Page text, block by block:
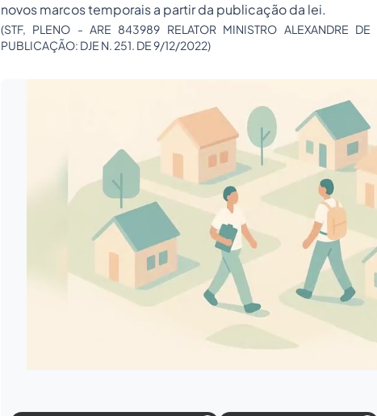
novos marcos temporais a partir da publicação da lei.
(STF, PLENO - ARE 843989 RELATOR MINISTRO ALEXANDRE
PUBLICAÇÃO: DJE N. 251. DE 9/12/2022)